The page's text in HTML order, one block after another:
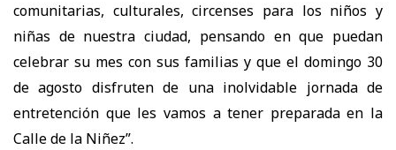
comunitarias, culturales, circenses para los niños y
niñas de nuestra ciudad, pensando en que puedan
celebrar su mes con sus familias y que el domingo 30
de agosto disfruten de una inolvidable jornada de
entretención que les vamos a tener preparada en la
Calle de la Niñez”.